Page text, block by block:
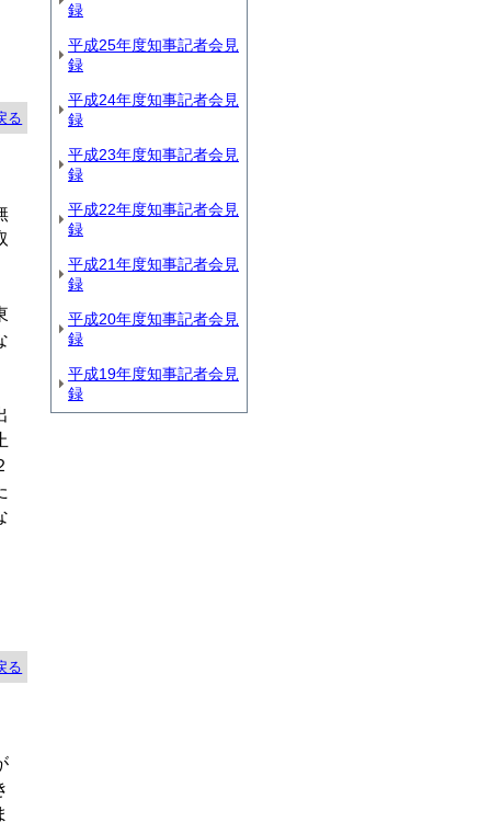
る
る
録
平成25年度知事記者会見
録
平成24年度知事記者会見
録
平成23年度知事記者会見
録
平成22年度知事記者会見
録
平成21年度知事記者会見
録
平成20年度知事記者会見
録
平成19年度知事記者会見
録